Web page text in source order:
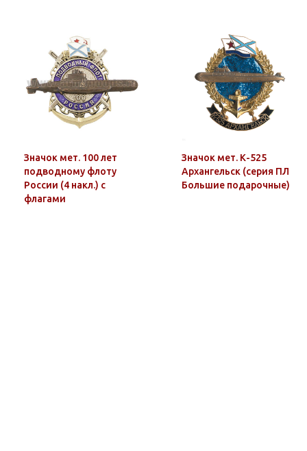
Значок мет. 100 лет
подводному флоту
России (4 накл.) с
флагами
Значок мет. К-525
Архангельск (серия ПЛ
Большие подарочные)